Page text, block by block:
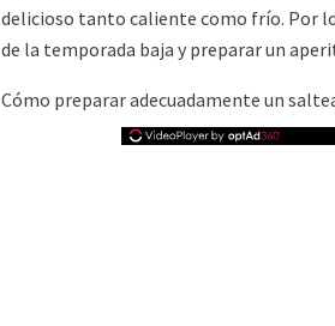
delicioso tanto caliente como frío. Por
de la temporada baja y preparar un
Cómo preparar adecuadamente un